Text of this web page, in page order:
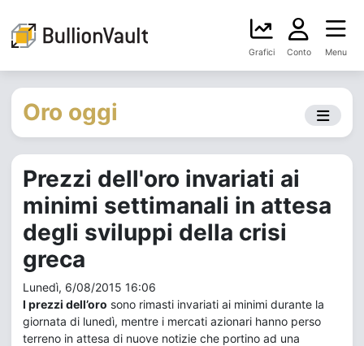
Grafici Conto Menu
Oro oggi
Prezzi dell'oro invariati ai
minimi settimanali in attesa
degli sviluppi della crisi
greca
Lunedì, 6/08/2015 16:06
I prezzi dell’oro sono rimasti invariati ai minimi durante la
giornata di lunedì, mentre i mercati azionari hanno perso
terreno in attesa di nuove notizie che portino ad una